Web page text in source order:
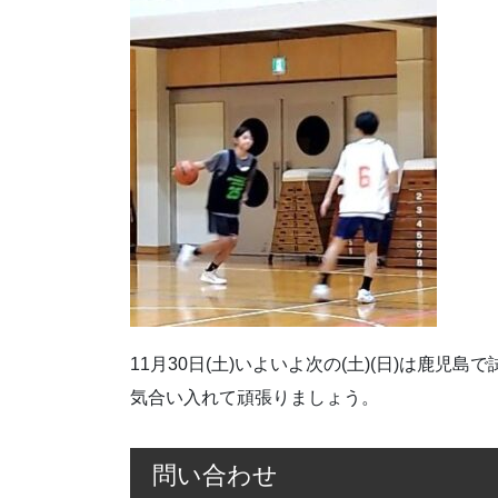
11月30日(土)いよいよ次の(土)(日)は鹿児島で
気合い入れて頑張りましょう。
問い合わせ